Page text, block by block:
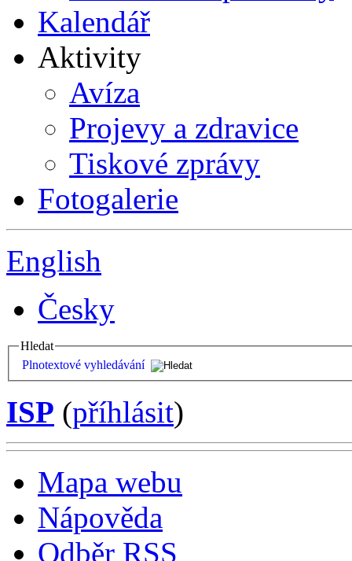
Kalendář
Aktivity
Avíza
Projevy a zdravice
Tiskové zprávy
Fotogalerie
English
Česky
Hledat
Plnotextové vyhledávání
ISP (příhlásit)
Mapa webu
Nápověda
Odběr RSS